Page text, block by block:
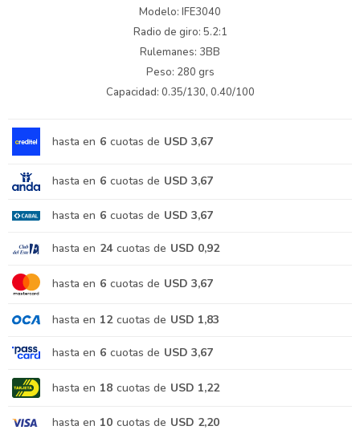
Modelo: IFE3040
Radio de giro: 5.2:1
Rulemanes: 3BB
Peso: 280 grs
Capacidad: 0.35/130, 0.40/100
hasta en 6 cuotas de USD 3,67
hasta en 6 cuotas de USD 3,67
hasta en 6 cuotas de USD 3,67
hasta en 24 cuotas de USD 0,92
hasta en 6 cuotas de USD 3,67
hasta en 12 cuotas de USD 1,83
hasta en 6 cuotas de USD 3,67
hasta en 18 cuotas de USD 1,22
hasta en 10 cuotas de USD 2,20